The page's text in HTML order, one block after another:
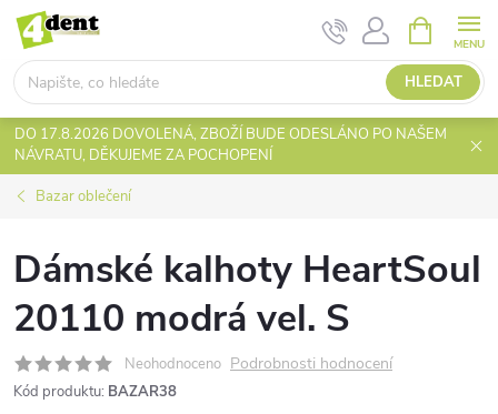
Přejít
obsah
HLEDAT
NÁKUPNÍ
KOŠÍK
DO 17.8.2026 DOVOLENÁ, ZBOŽÍ BUDE ODESLÁNO PO NAŠEM
NÁVRATU, DĚKUJEME ZA POCHOPENÍ
Bazar oblečení
Dámské kalhoty HeartSoul
20110 modrá vel. S
Neohodnoceno Podrobnosti hodnocení
Kód produktu: BAZAR38